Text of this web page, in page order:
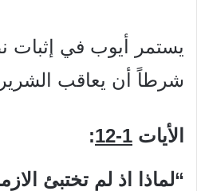
يستمر أيوب في إثبات
شرطاً أن يعاقب
الأيات 1-12
:
“لماذا اذ لم تختبئ